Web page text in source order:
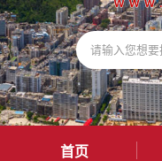
首页